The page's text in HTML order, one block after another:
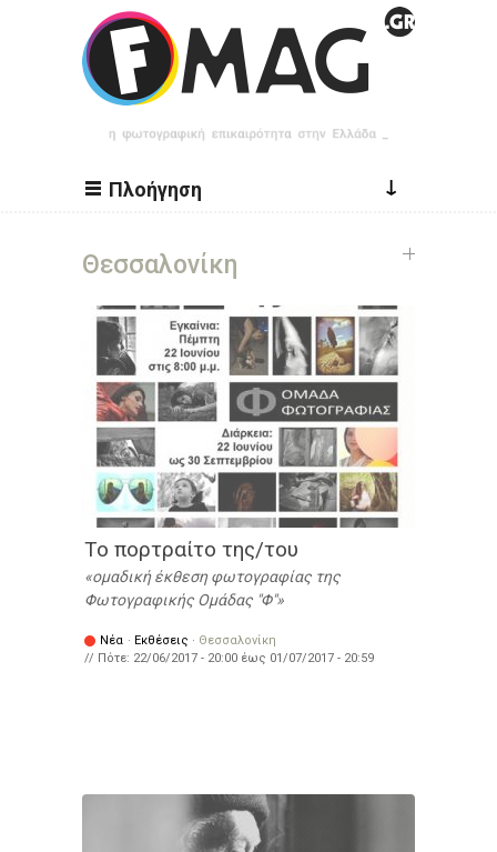
Παράκαμψη προς το κυρίως περιεχόμενο
Πλοήγηση ↓
Θεσσαλονίκη
Το πορτραίτο της/του
ομαδική έκθεση φωτογραφίας της
Φωτογραφικής Ομάδας "Φ"
Νέα · Εκθέσεις · Θεσσαλονίκη
// Πότε: 22/06/2017 - 20:00 έως 01/07/2017 - 20:59
Σελίδες